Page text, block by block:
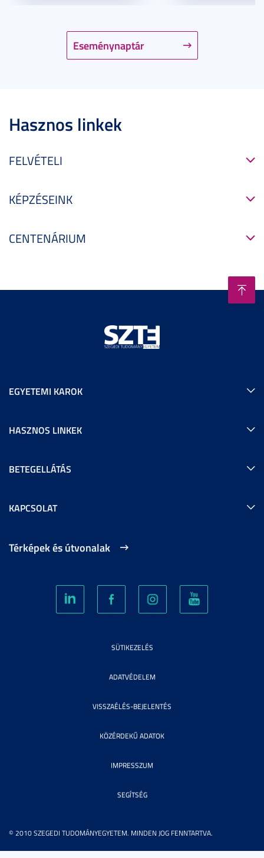
Eseménynaptár
Hasznos linkek
FELVÉTELI
KÉPZÉSEINK
CENTENÁRIUM
EGYETEMI KAROK
HASZNOS LINKEK
BETEGELLÁTÁS
KAPCSOLAT
Térképek és útvonalak
© 2010 SZEGEDI TUDOMÁNYEGYETEM. MINDEN JOG FENNTARTVA.
SÜTIKEZELÉS
ADATVÉDELEM
VISSZAÉLÉS-BEJELENTÉS
KÖZÉRDEKŰ ADATOK
IMPRESSZUM
SEGÍTSÉG